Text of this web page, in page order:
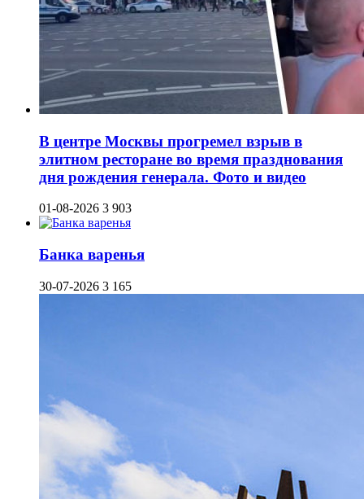
В центре Москвы прогремел взрыв в
элитном ресторане во время празднования
дня рождения генерала. Фото и видео
01-08-2026 3 903
Банка варенья
30-07-2026 3 165